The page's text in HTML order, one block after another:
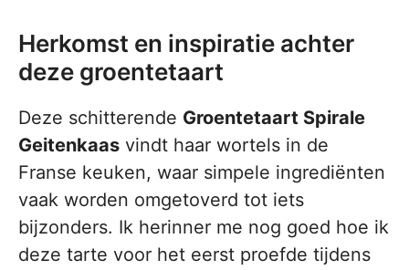
Herkomst en inspiratie achter
deze groentetaart
Deze schitterende Groentetaart Spirale
Geitenkaas vindt haar wortels in de
Franse keuken, waar simpele ingrediënten
vaak worden omgetoverd tot iets
bijzonders. Ik herinner me nog goed hoe ik
deze tarte voor het eerst proefde tijdens